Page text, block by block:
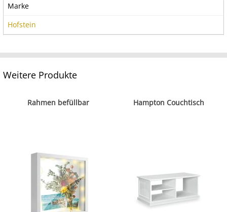
Marke
Hofstein
Weitere Produkte
Rahmen befüllbar Hampton Couchtisch